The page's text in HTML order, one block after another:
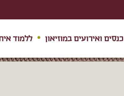
כנסים ואירועים במוזיאון ללמוד